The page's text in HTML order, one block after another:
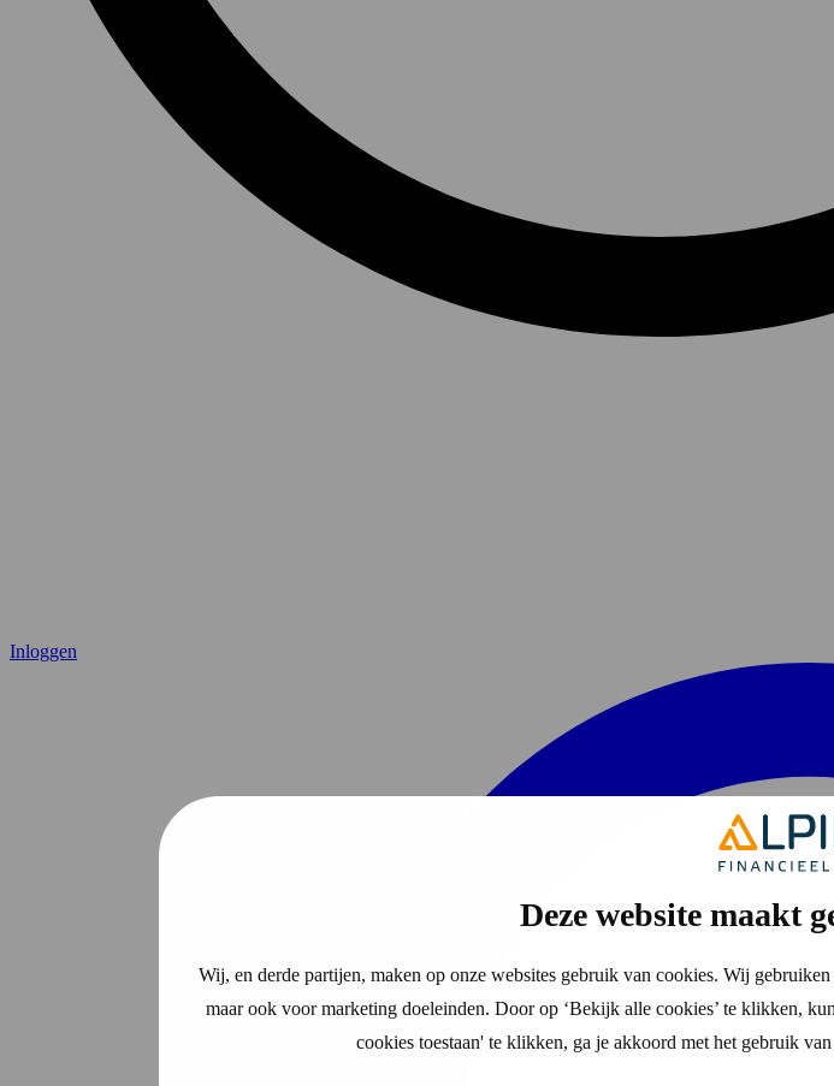
Deze website maakt
Wij, en derde partijen, maken op onze websites gebruik van cookies. Wij
maar ook voor marketing doeleinden. Door op ‘Bekijk alle cookies’ te klikken,
cookies toestaan' te klikken, ga je akkoord met het gebruik
Inloggen